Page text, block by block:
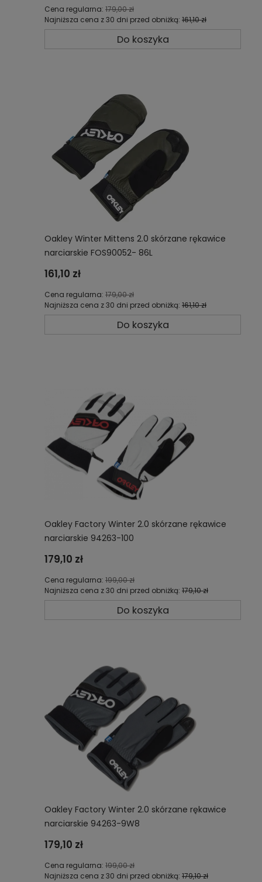
Cena regularna: 179,00 zł
Najniższa cena z 30 dni przed obniżką: 161,10 zł
Do koszyka
Oakley Winter Mittens 2.0 skórzane rękawice
narciarskie FOS90052- 86L
161,10 zł
Cena regularna: 179,00 zł
Najniższa cena z 30 dni przed obniżką: 161,10 zł
Do koszyka
Oakley Factory Winter 2.0 skórzane rękawice
narciarskie 94263-100
179,10 zł
Cena regularna: 199,00 zł
Najniższa cena z 30 dni przed obniżką: 179,10 zł
Do koszyka
Oakley Factory Winter 2.0 skórzane rękawice
narciarskie 94263-9W8
179,10 zł
Cena regularna: 199,00 zł
Najniższa cena z 30 dni przed obniżką: 179,10 zł